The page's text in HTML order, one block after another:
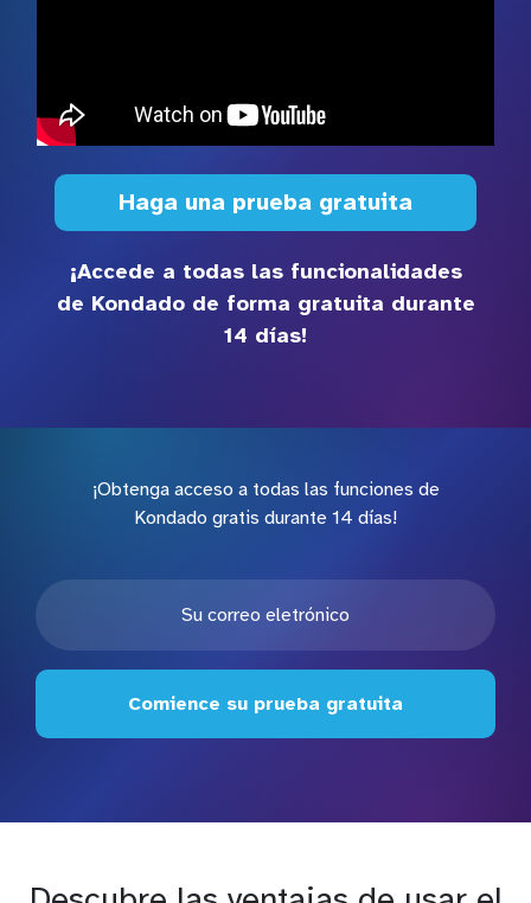
Haga una prueba gratuita
¡Accede a todas las funcionalidades
de Kondado de forma gratuita durante
14 días!
¡Obtenga acceso a todas las funciones de
Kondado gratis durante 14 días!
Comience su prueba gratuita